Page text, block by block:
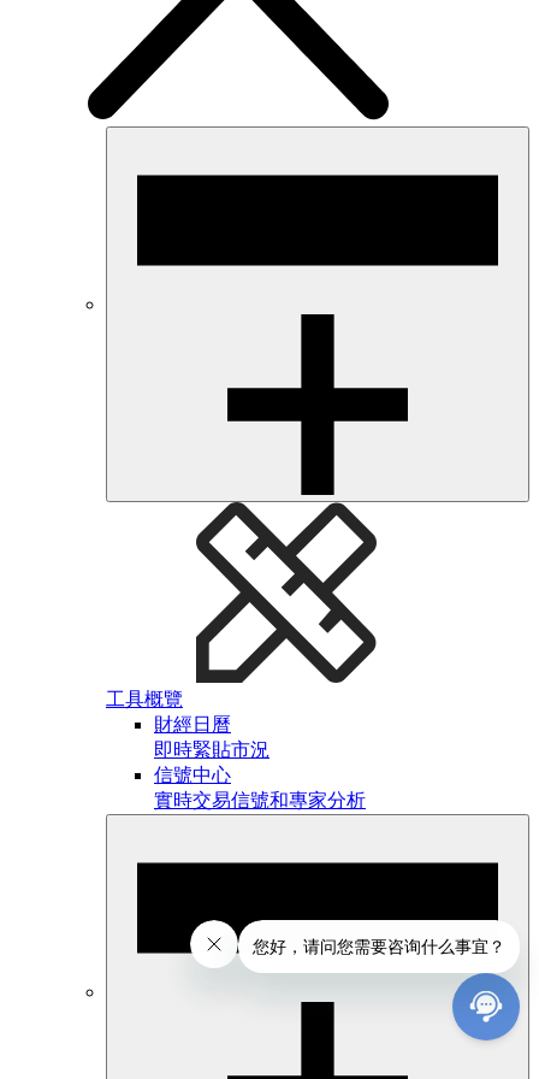
工具概覽
財經日曆
即時緊貼市況
信號中心
實時交易信號和專家分析